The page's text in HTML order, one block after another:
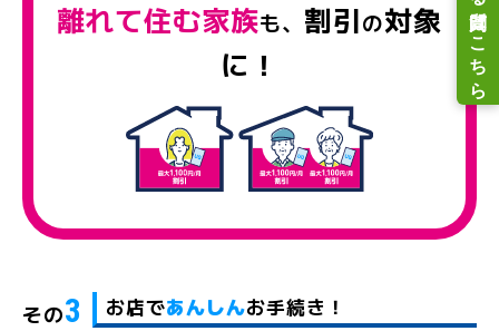
離れて住む家族も、 割引 の対象
に！
その3 お店であんしんお手続き！